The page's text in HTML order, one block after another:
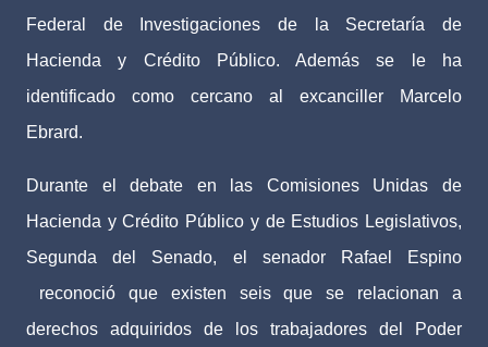
Federal de Investigaciones de la Secretaría de
Hacienda y Crédito Público. Además se le ha
identificado como cercano al excanciller Marcelo
Ebrard.
Durante el debate en las Comisiones Unidas de
Hacienda y Crédito Público y de Estudios Legislativos,
Segunda del Senado, el senador Rafael Espino
reconoció que existen seis que se relacionan a
derechos adquiridos de los trabajadores del Poder